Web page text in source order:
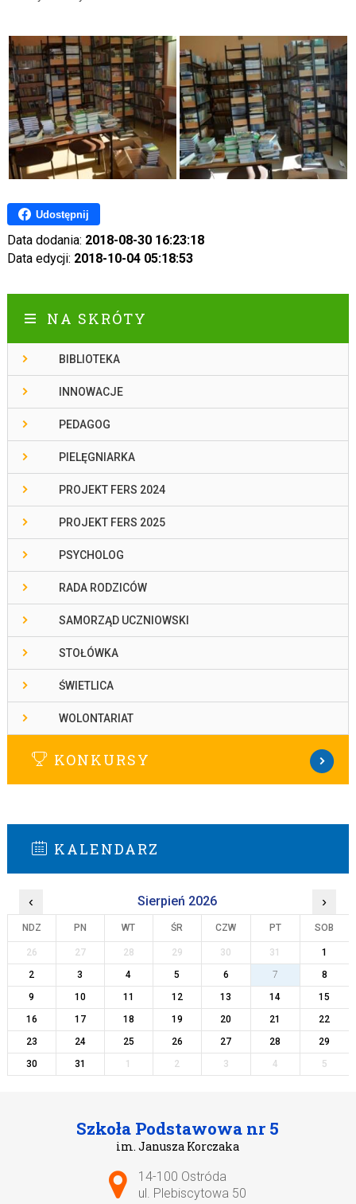
Udostępnij
Data dodania: 2018-08-30 16:23:18
Data edycji: 2018-10-04 05:18:53
NA SKRÓTY
BIBLIOTEKA
INNOWACJE
PEDAGOG
PIELĘGNIARKA
PROJEKT FERS 2024
PROJEKT FERS 2025
PSYCHOLOG
RADA RODZICÓW
SAMORZĄD UCZNIOWSKI
STOŁÓWKA
ŚWIETLICA
WOLONTARIAT
KONKURSY
KALENDARZ
‹ Sierpień 2026 ›
NDZ PN WT ŚR CZW PT SOB
26 27 28 29 30 31
1
2
3 4 5 6 7
8
9
10 11 12 13 14
15
16
17 18 19 20 21
22
23
24 25 26 27 28
29
30
31 1 2 3 4 5
Szkoła Podstawowa nr 5
im. Janusza Korczaka
Adres pocztowy:
14-100 Ostróda
ul. Plebiscytowa 50